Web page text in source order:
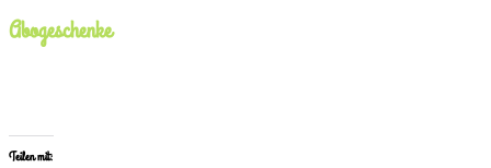
Abogeschenke
Teilen mit: